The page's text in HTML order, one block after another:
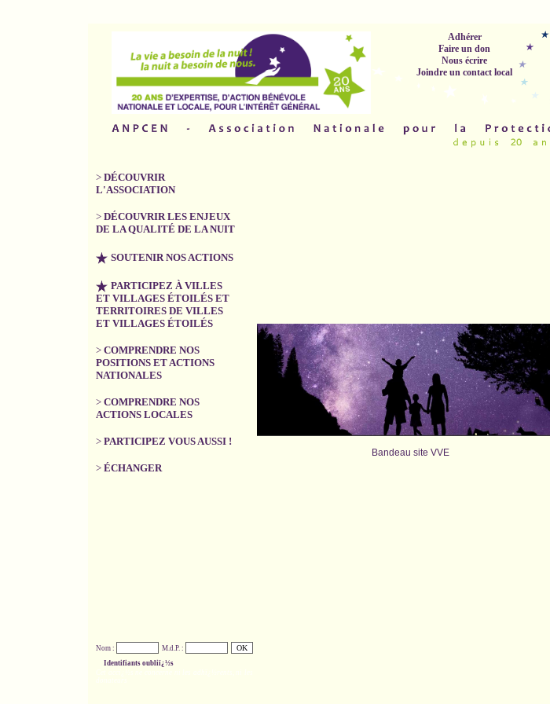
Adhérer
Faire un don
Nous écrire
Joindre un contact local
> DÉCOUVRIR
L'ASSOCIATION
> DÉCOUVRIR LES ENJEUX
DE LA QUALITÉ DE LA NUIT
SOUTENIR NOS ACTIONS
PARTICIPEZ À VILLES
ET VILLAGES ÉTOILÉS ET
TERRITOIRES DE VILLES
ET VILLAGES ÉTOILÉS
> COMPRENDRE NOS
POSITIONS ET ACTIONS
NATIONALES
> COMPRENDRE NOS
ACTIONS LOCALES
> PARTICIPEZ VOUS AUSSI !
> ÉCHANGER
Bandeau site VVE
Nom :
M.d.P. :
Identifiants oubliï¿½s